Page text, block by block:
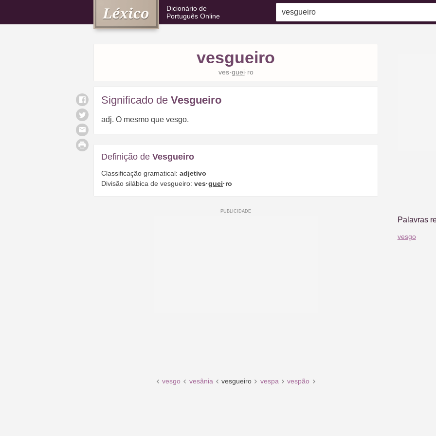
Dicionário de
Português Online
vesgueiro
ves·guei·ro
Significado de Vesgueiro
adj. O mesmo que vesgo.
Definição de Vesgueiro
Classificação gramatical: adjetivo
Divisão silábica de vesgueiro: ves·guei·ro
vesgo vesânia vesgueiro vespa vespão
Palavras
vesgo